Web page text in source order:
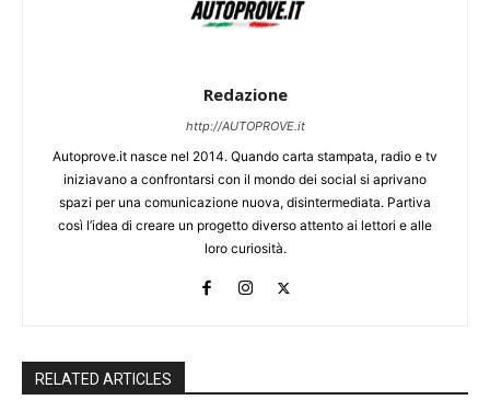
Redazione
http://AUTOPROVE.it
Autoprove.it nasce nel 2014. Quando carta stampata, radio e tv
iniziavano a confrontarsi con il mondo dei social si aprivano
spazi per una comunicazione nuova, disintermediata. Partiva
così l’idea di creare un progetto diverso attento ai lettori e alle
loro curiosità.
RELATED ARTICLES